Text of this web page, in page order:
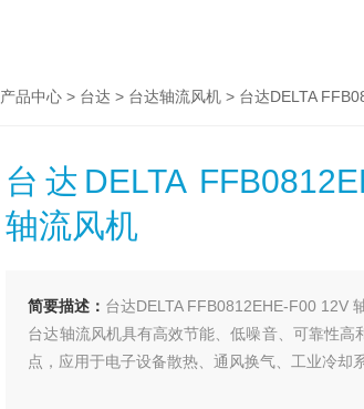
产品中心> 台达 > 台达轴流风机> 台达DELTA
台达DELTA
轴流风机
简要描述： 台达DELTA FFB0812EHE-F00 12V
台达轴流风机具有高效节能、低噪音、可靠性高
点，应用于电子设备散热、通风换气、工业冷却